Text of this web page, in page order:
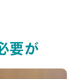
要が